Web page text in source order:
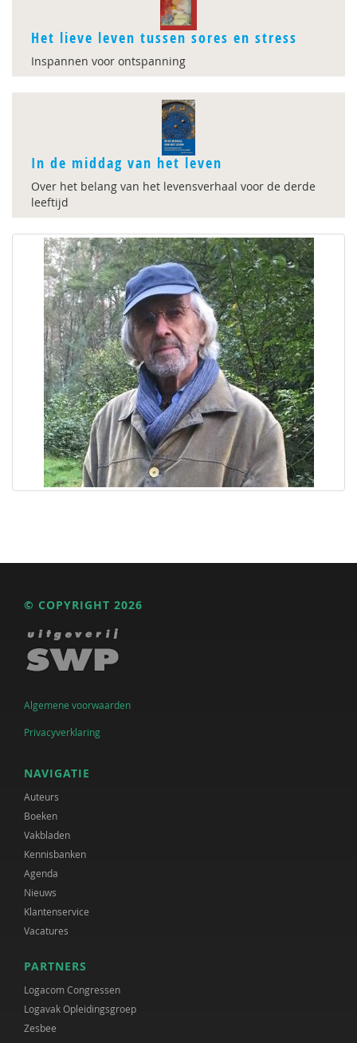
Het lieve leven tussen sores en stress
Inspannen voor ontspanning
In de middag van het leven
Over het belang van het levensverhaal voor de derde
leeftijd
© COPYRIGHT 2026
Algemene voorwaarden
Privacyverklaring
NAVIGATIE
Auteurs
Boeken
Vakbladen
Kennisbanken
Agenda
Nieuws
Klantenservice
Vacatures
PARTNERS
Logacom Congressen
Logavak Opleidingsgroep
Zesbee